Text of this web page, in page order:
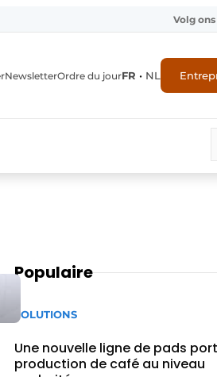
Volg
NewsletterOrdre du jourFR • NL
Populaire
SOLUTIONS
Une nouvelle ligne de pads
production de café au niveau